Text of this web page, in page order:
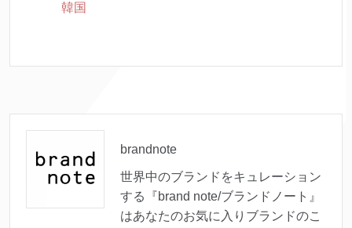
韓国
brandnote
世界中のブランドをキュレーション
する『brand note/ブランドノート』
はあなたのお気に入りブランドのこ